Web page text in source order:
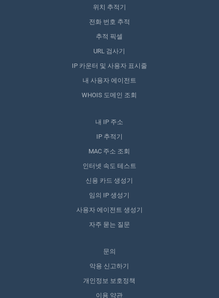
위치 추적기
전화 번호 추적
추적 픽셀
URL 검사기
IP 카운터 및 사용자 표시줄
내 사용자 에이전트
WHOIS 도메인 조회
내 IP 주소
IP 추적기
MAC 주소 조회
인터넷 속도 테스트
신용 카드 생성기
임의 IP 생성기
사용자 에이전트 생성기
자주 묻는 질문
문의
악용 신고하기
개인정보 보호정책
이용 약관